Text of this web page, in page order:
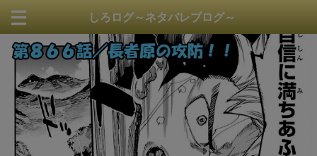
しろログ～ネタバレブログ～